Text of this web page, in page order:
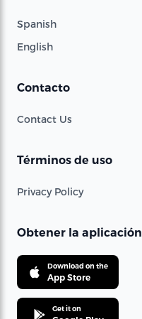
Spanish
English
Contacto
Contact Us
Términos de uso
Privacy Policy
Obtener la aplicación
Download on the
App Store
Get it on